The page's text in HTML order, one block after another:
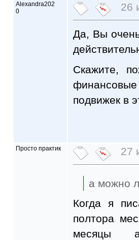
Alexandra202
0
26
Да, Вы
Скажите,
подвижек в
Просто практик 27
а можно
Когда я
полтора
месяцы